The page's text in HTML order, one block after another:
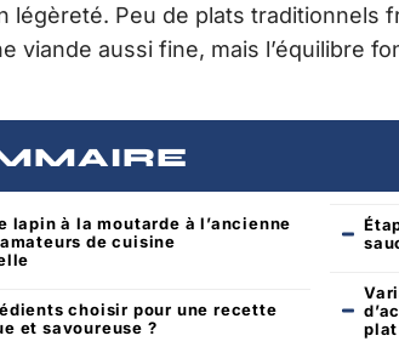
légèreté. Peu de plats traditionnels
viande aussi fine, mais l’équilibre
lapin à la moutarde à l’ancienne
de cuisine
choisir pour une recette
et savoureuse ?
plat